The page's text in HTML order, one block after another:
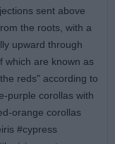
sent above
the roots, with a
upward through
which are known as
reds" according to
purple corollas with
orange corollas
#cypress